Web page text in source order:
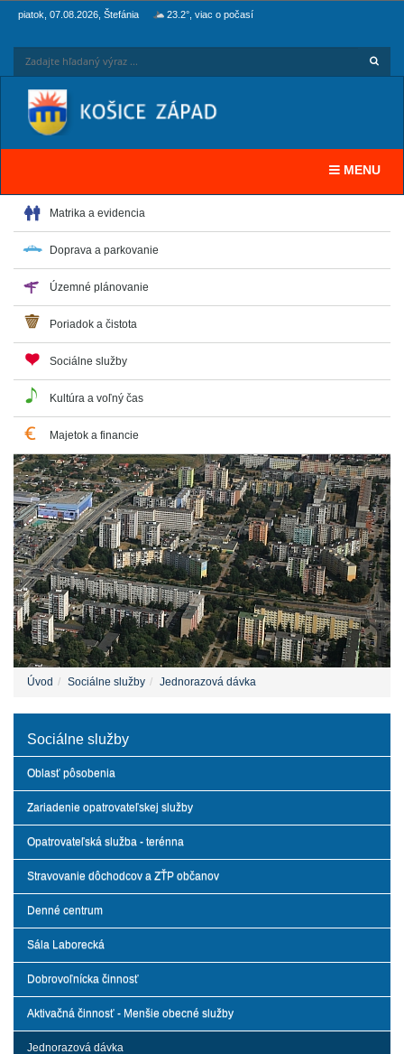
piatok, 07.08.2026, Štefánia 23.2°, viac o počasí
Toggle
MENU
Matrika a evidencia
Doprava a parkovanie
Územné plánovanie
Poriadok a čistota
Sociálne služby
Kultúra a voľný čas
Majetok a financie
Úvod Sociálne služby Jednorazová dávka
Sociálne služby
Oblasť pôsobenia
Zariadenie opatrovateľskej služby
Opatrovateľská služba - terénna
Stravovanie dôchodcov a ZŤP občanov
Denné centrum
Sála Laborecká
Dobrovoľnícka činnosť
Aktivačná činnosť - Menšie obecné služby
Jednorazová dávka